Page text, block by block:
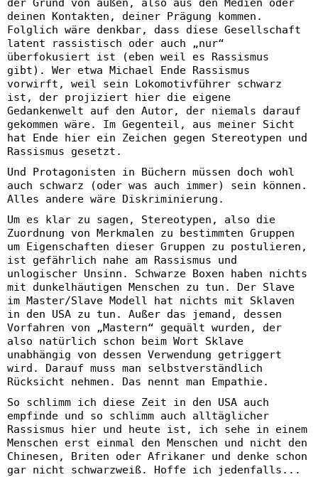
der Grund von außen, also aus den Medien oder
deinen Kontakten, deiner Prägung kommen.
Folglich wäre denkbar, dass diese Gesellschaft
latent rassistisch oder auch „nur“
überfokusiert ist (eben weil es Rassismus
gibt). Wer etwa Michael Ende Rassismus
vorwirft, weil sein Lokomotivführer schwarz
ist, der projiziert hier die eigene
Gedankenwelt auf den Autor, der niemals darauf
gekommen wäre. Im Gegenteil, aus meiner Sicht
hat Ende hier ein Zeichen gegen Stereotypen und
Rassismus gesetzt.
Und Protagonisten in Büchern müssen doch wohl
auch schwarz (oder was auch immer) sein können.
Alles andere wäre Diskriminierung.
Um es klar zu sagen, Stereotypen, also die
Zuordnung von Merkmalen zu bestimmten Gruppen
um Eigenschaften dieser Gruppen zu postulieren,
ist gefährlich nahe am Rassismus und
unlogischer Unsinn. Schwarze Boxen haben nichts
mit dunkelhäutigen Menschen zu tun. Der Slave
im Master/Slave Modell hat nichts mit Sklaven
in den USA zu tun. Außer das jemand, dessen
Vorfahren von „Mastern“ gequält wurden, der
also natürlich schon beim Wort Sklave
unabhängig von dessen Verwendung getriggert
wird. Darauf muss man selbstverständlich
Rücksicht nehmen. Das nennt man Empathie.
So schlimm ich diese Zeit in den USA auch
empfinde und so schlimm auch alltäglicher
Rassismus hier und heute ist, ich sehe in einem
Menschen erst einmal den Menschen und nicht den
Chinesen, Briten oder Afrikaner und denke schon
gar nicht schwarzweiß. Hoffe ich jedenfalls...